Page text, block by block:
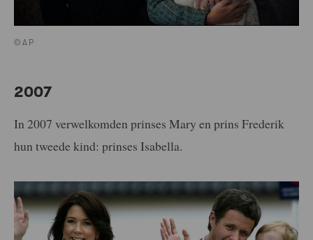
©AP
2007
In 2007 verwelkomden prinses Mary en prins Frederik
hun tweede kind: prinses Isabella.